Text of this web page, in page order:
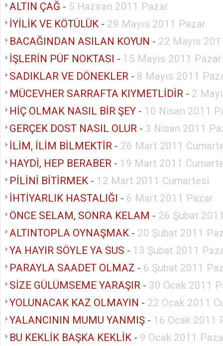
ALTIN ÇAĞ - 5 Haziran 2011 Pazar
İYİLİK VE KÖTÜLÜK - 29 Mayıs 2011 Pazar
BACAĞINDAN ASILAN KOYUN - 22 Mayıs
İŞLERİN PÜF NOKTASI - 15 Mayıs 2011 Pazar
SADIKLAR VE DÖNEKLER - 8 Mayıs 2011
MÜCEVHER SARRAFTA KIYMETLİDİR - 2
HİÇ OLMAK NASIL BİR ŞEY - 10 Nisan 2011
GERÇEK DOST NASIL OLUR - 3 Nisan 2011
İLİM, İLİM BİLMEKTİR - 26 Mart 2011
HAYDİ, HEP BERABER - 19 Mart 2011
PİLİNİ BİTİRMEK - 12 Mart 2011 Cumartesi
İHTİYARLIK HASTALIĞI - 6 Mart 2011 Pazar
ÖNCE SELAM, SONRA KELAM - 26 Şubat
ALTINTOPLA OYNAŞMAK - 20 Şubat 2011
YA HAYIR SÖYLE YA SUS - 13 Şubat 2011
PARAYLA SAADET OLMAZ - 6 Şubat 2011
SİZE GÜLÜMSEME YARAŞIR - 30 Ocak 2011
YOLUNACAK KAZ OLMAYIN - 22 Ocak 2011
YALANCININ MUMU YANMIŞ - 16 Ocak 2011
BU KEKLİK BAŞKA KEKLİK - 9 Ocak 2011